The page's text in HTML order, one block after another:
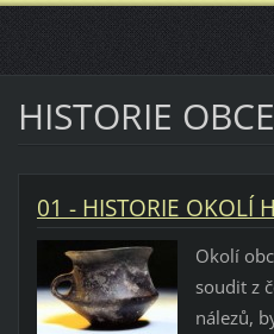
HISTORIE
01 - HISTORIE OKOLÍ
Okolí
soudit z
nálezů,